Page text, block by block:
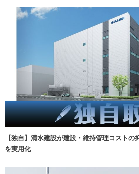
【独自】清水建設が建設・維持管理コスト
を実用化